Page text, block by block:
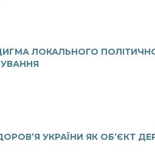
ЛОКАЛЬНОГО
УКРАЇНИ ЯК ОБ’ЄКТ